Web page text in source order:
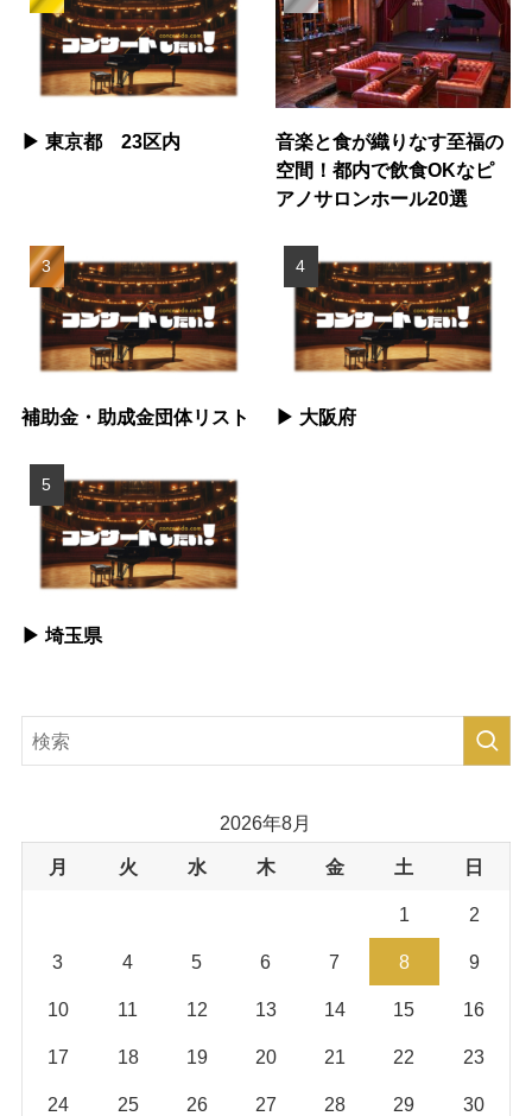
▶︎ 東京都 23区内
音楽と食が織りなす至福の
空間！都内で飲食OKなピ
アノサロンホール20選
補助金・助成金団体リスト ▶︎ 大阪府
▶︎ 埼玉県
2026年8月
月 火 水 木 金 土 日
1 2
3 4 5 6 7 8 9
10 11 12 13 14 15 16
17 18 19 20 21 22 23
24 25 26 27 28 29 30